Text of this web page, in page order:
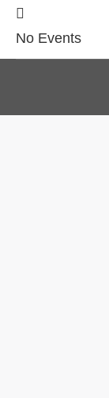
No Events